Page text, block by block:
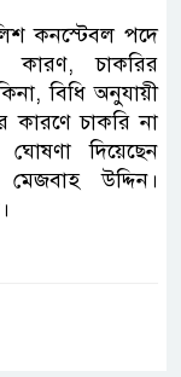
কনস্টেবল পদে
কারণ, চাকরির
বিধি অনুযায়ী
কারণে চাকরি না
দিয়েছেন
উদ্দিন।